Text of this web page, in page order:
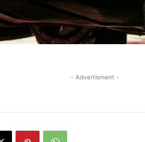
- Advertisment -